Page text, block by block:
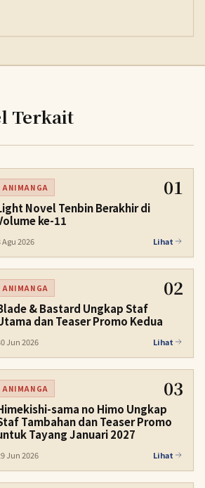
Terkait
ANIMANGA 01
Novel Tenbin Berakhir di
ke-11
Agu 2026 Lihat
ANIMANGA 02
& Bastard Ungkap Staf
dan Teaser Promo Kedua
Jun 2026 Lihat
ANIMANGA 03
sama no Himo Ungkap
Tambahan dan Teaser Promo
Tayang Januari 2027
Jun 2026 Lihat